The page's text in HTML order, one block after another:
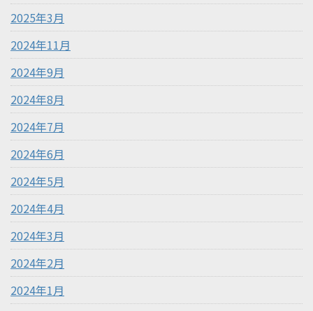
2025年3月
2024年11月
2024年9月
2024年8月
2024年7月
2024年6月
2024年5月
2024年4月
2024年3月
2024年2月
2024年1月